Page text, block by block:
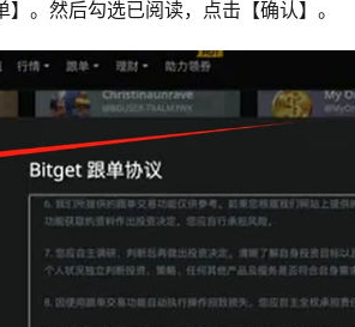
。然后勾选已阅读，点击【确认】。